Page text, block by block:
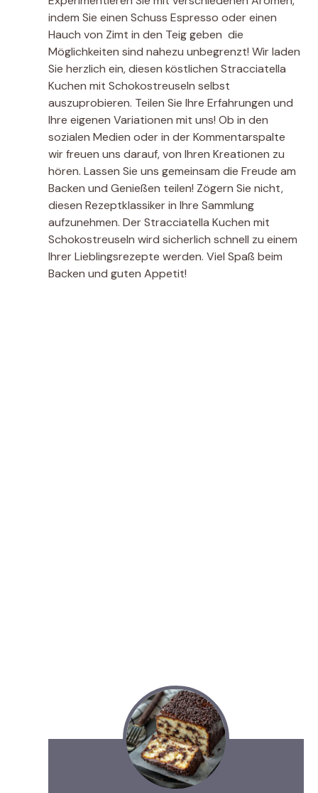
indem Sie einen Schuss Espresso oder einen
Hauch von Zimt in den Teig geben  die
Möglichkeiten sind nahezu unbegrenzt! Wir laden
Sie herzlich ein, diesen köstlichen Stracciatella
Kuchen mit Schokostreuseln selbst
auszuprobieren. Teilen Sie Ihre Erfahrungen und
Ihre eigenen Variationen mit uns! Ob in den
sozialen Medien oder in der Kommentarspalte 
wir freuen uns darauf, von Ihren Kreationen zu
hören. Lassen Sie uns gemeinsam die Freude am
Backen und Genießen teilen! Zögern Sie nicht,
diesen Rezeptklassiker in Ihre Sammlung
aufzunehmen. Der Stracciatella Kuchen mit
Schokostreuseln wird sicherlich schnell zu einem
Ihrer Lieblingsrezepte werden. Viel Spaß beim
Backen und guten Appetit!